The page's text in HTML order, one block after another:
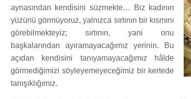
aynasından kendisini süzmekte… Biz kadının
yüzünü görmüyoruz, yalnızca sırtının bir kısmını
görebilmekteyiz; sırtının, yani onu
başkalarından ayıramayacağımız yerinin. Bu
açıdan kendisini tanıyamayacağımız hâlde
görmediğimizi söyleyemeyeceğimiz bir kertede
tanışıklığımız.